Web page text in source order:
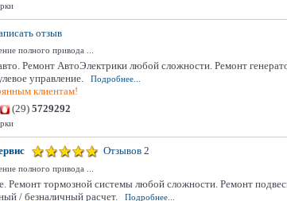
отзыв
полного привода ...
Ремонт АвтоЭлектрики любой сложности. Ремонт
управление.
Подробнее...
клиентам!
(29) 5729292
Отзывов 2
полного привода ...
Ремонт тормозной системы любой сложности. Ремонт
/ безналичный расчет.
Подробнее...